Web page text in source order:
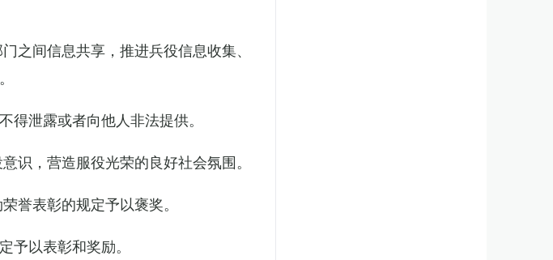
之间信息共享，推进兵役信息收集、
泄露或者向他人非法提供。
识，营造服役光荣的良好社会氛围。
誉表彰的规定予以褒奖。
以表彰和奖励。